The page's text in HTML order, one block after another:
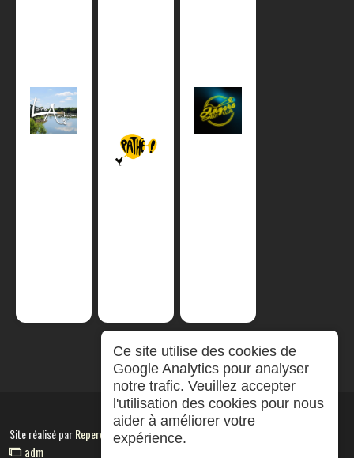
Site réalisé parRepereCom
adm
Ce site utilise des cookies de
Google Analytics pour analyser
notre trafic. Veuillez accepter
l'utilisation des cookies pour nous
aider à améliorer votre
expérience.